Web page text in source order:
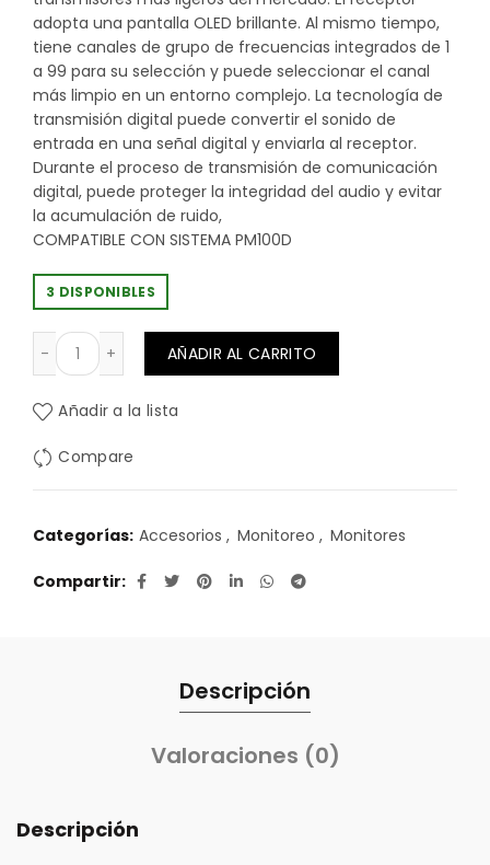
era:
$89.900.
es:
$79.900.
adopta una pantalla OLED brillante. Al mismo tiempo,
tiene canales de grupo de frecuencias integrados de 1
a 99 para su selección y puede seleccionar el canal
más limpio en un entorno complejo. La tecnología de
transmisión digital puede convertir el sonido de
entrada en una señal digital y enviarla al receptor.
Durante el proceso de transmisión de comunicación
digital, puede proteger la integridad del audio y evitar
la acumulación de ruido,
COMPATIBLE CON SISTEMA PM100D
3 DISPONIBLES
RECEPTOR PARA IN EAR RELACART PM-100DR cantidad
AÑADIR AL CARRITO
Añadir a la lista
Compare
Categorías: Accesorios , Monitoreo , Monitores
Compartir
Descripción
Valoraciones (0)
Descripción